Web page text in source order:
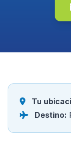
Tu
Destino: